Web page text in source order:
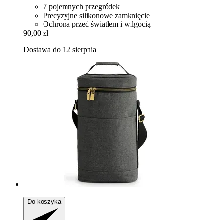
7 pojemnych przegródek
Precyzyjne silikonowe zamknięcie
Ochrona przed światłem i wilgocią
90,00 zł
Dostawa do 12 sierpnia
Do koszyka